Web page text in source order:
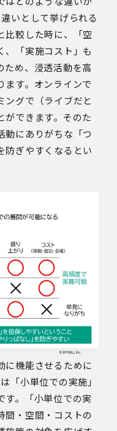
いとして挙げられる
比較した時に、「空
、「実施コスト」も
ため、浸透活動を高
ます。オンラインで
ングで（ライブだと
ができます。そのた
動にありがちな「つ
防ぎやすくなるとい
に機能させるために
「小単位での実施」
す。「小単位での実
間・空間・コストの